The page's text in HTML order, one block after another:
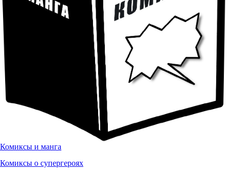
Комиксы и манга
Комиксы о супергероях